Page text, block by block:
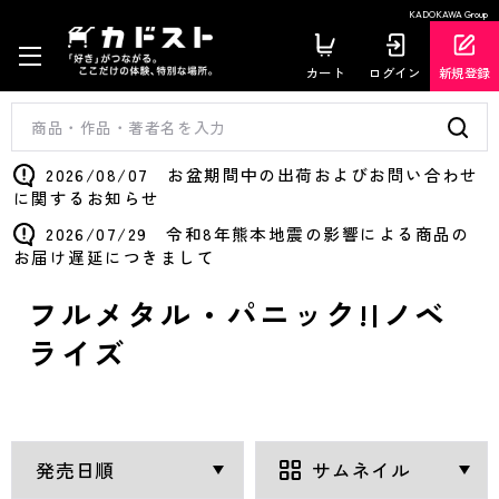
KADOKAWA Group
カート ログイン 新規登録
2026/08/07 お盆期間中の出荷およびお問い合わせ
に関するお知らせ
2026/07/29 令和8年熊本地震の影響による商品の
お届け遅延につきまして
フルメタル・パニック!|ノベ
ライズ